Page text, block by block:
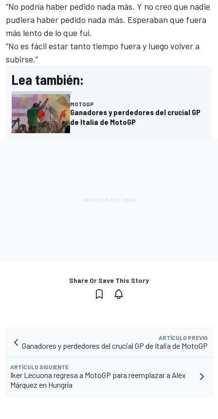
“No podría haber pedido nada más. Y no creo que nadie
pudiera haber pedido nada más. Esperaban que fuera
más lento de lo que fui.
“No es fácil estar tanto tiempo fuera y luego volver a
subirse.”
Lea también:
MOTOGP
Ganadores y perdedores del crucial GP
de Italia de MotoGP
Share Or Save This Story
ARTÍCULO PREVIO
Ganadores y perdedores del crucial GP de Italia de MotoGP
ARTÍCULO SIGUIENTE
Iker Lecuona regresa a MotoGP para reemplazar a Alex
Márquez en Hungría